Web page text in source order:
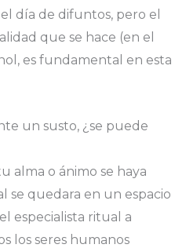
día de difuntos, pero el
que se hace (en el
es fundamental en esta
un susto, ¿se puede
alma o ánimo se haya
se quedara en un espacio
especialista ritual a
los seres humanos